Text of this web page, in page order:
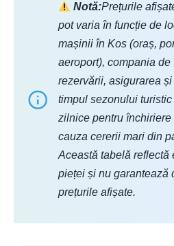
Notă:Prețurile
pot varia în funcție de
mașinii în Kos (oraș,
aeroport), compania
rezervării, asigurarea
timpul sezonului
zilnice pentru
cauza cererii mari din
Această tabelă reflectă
pieței și nu garantează
prețurile afișate.